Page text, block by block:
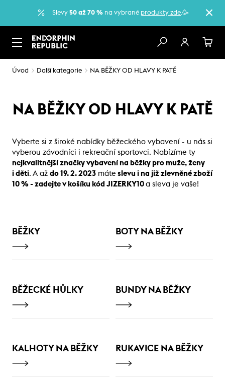
Slevy 50 až 70 % na vybrané produkty zde.🥳
Úvod Další kategorie NA BĚŽKY OD HLAVY K PATĚ
NA BĚŽKY OD HLAVY K PATĚ
Vyberte si z široké nabídky běžeckého vybavení - u nás si
vyberou závodníci i rekreační sportovci. Nabízíme ty
nejkvalitnější značky vybavení na běžky pro muže, ženy
i děti. A až do 19. 2. 2023 máte slevu i na již zlevněné zboží
10 % - zadejte v košíku kód JIZERKY10 a sleva je vaše!
BĚŽKY BOTY NA BĚŽKY
BĚŽECKÉ HŮLKY BUNDY NA BĚŽKY
KALHOTY NA BĚŽKY RUKAVICE NA BĚŽKY